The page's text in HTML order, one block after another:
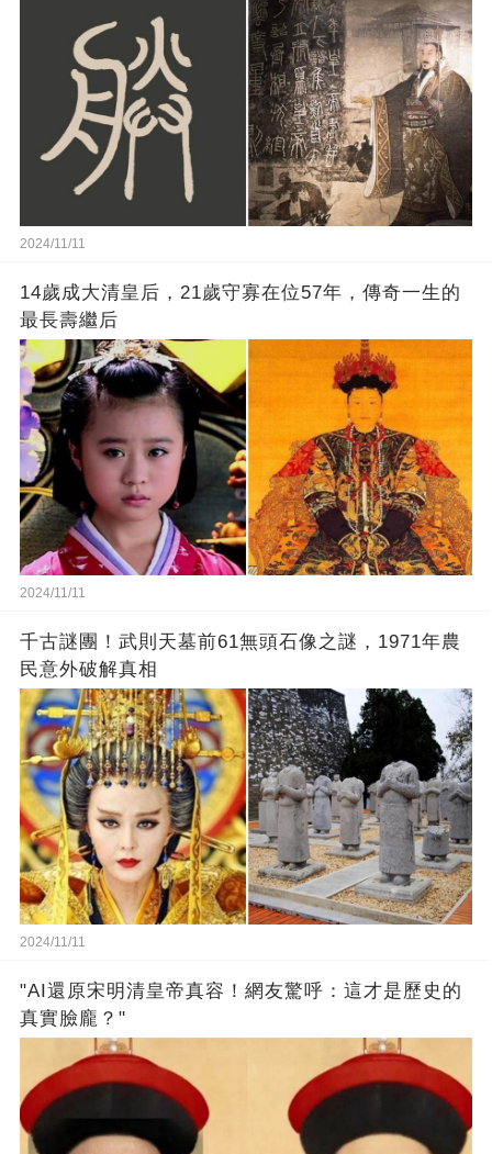
2024/11/11
14歲成大清皇后，21歲守寡在位57年，傳奇一生的
最長壽繼后
2024/11/11
千古謎團！武則天墓前61無頭石像之謎，1971年農
民意外破解真相
2024/11/11
"AI還原宋明清皇帝真容！網友驚呼：這才是歷史的
真實臉龐？"